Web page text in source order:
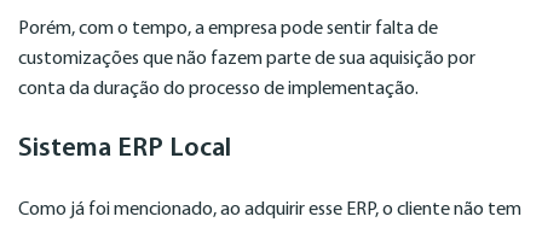
Porém, com o tempo, a empresa pode sentir falta de
customizações que não fazem parte de sua aquisição por
conta da duração do processo de implementação.
Sistema ERP Local
Como já foi mencionado, ao adquirir esse ERP, o cliente não tem